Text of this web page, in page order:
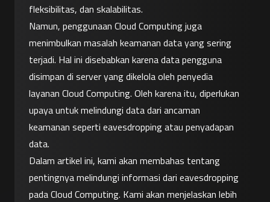
fleksibilitas, dan skalabilitas.
Namun, penggunaan Cloud Computing juga
menimbulkan masalah keamanan data yang sering
terjadi. Hal ini disebabkan karena data pengguna
disimpan di server yang dikelola oleh penyedia
layanan Cloud Computing. Oleh karena itu, diperlukan
upaya untuk melindungi data dari ancaman
keamanan seperti eavesdropping atau penyadapan
data.
Dalam artikel ini, kami akan membahas tentang
pentingnya melindungi informasi dari eavesdropping
pada Cloud Computing. Kami akan menjelaskan lebih